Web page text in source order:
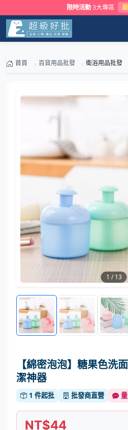
限時活動 3大專區
首頁 百貨用品批發 衛浴用品批發
1 /13
【綿密泡泡】糖果色洗
潔神器
1 件起批 批發商直營
NT$44